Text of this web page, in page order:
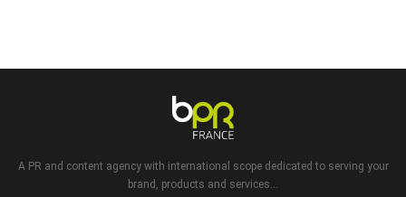
A PR and content agency with international scope dedicated to serving your
brand, products and services...